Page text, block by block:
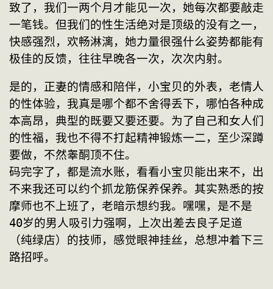
致了，我们一两个月才能见一次，她每次都要敲走
一笔钱。但我们的性生活绝对是顶级的没有之一，
快感强烈，欢畅淋漓，她力量很强什么姿势都能有
极佳的反馈，往往早晚各一次，次次内射。
是的，正妻的情感和陪伴，小宝贝的外表，老情人
的性体验，我真是哪个都不舍得丢下，哪怕各种成
本高昂，典型的既要又要还要。为了自己和女人们
的性福，我也不得不打起精神锻炼一二，至少深蹲
要做，不然睾酮顶不住。
码完字了，都是流水账，看看小宝贝能出来不，出
不来我还可以约个抓龙筋保养保养。其实熟悉的按
摩师也不上班了，老暗示想约我。嘿嘿，是不是
40岁的男人吸引力强啊，上次出差去良子足道
（纯绿店）的技师，感觉眼神挂丝，总想冲着下三
路招呼。